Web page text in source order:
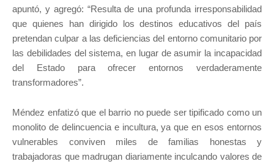
apuntó, y agregó: “Resulta de una profunda irresponsabilidad
que quienes han dirigido los destinos educativos del país
pretendan culpar a las deficiencias del entorno comunitario por
las debilidades del sistema, en lugar de asumir la incapacidad
del Estado para ofrecer entornos verdaderamente
transformadores”.
Méndez enfatizó que el barrio no puede ser tipificado como un
monolito de delincuencia e incultura, ya que en esos entornos
vulnerables conviven miles de familias honestas y
trabajadoras que madrugan diariamente inculcando valores de